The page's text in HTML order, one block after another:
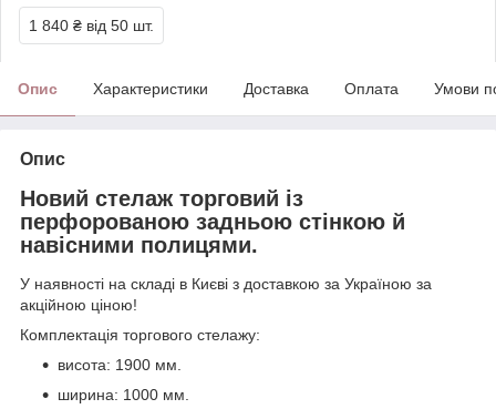
1 840 ₴ від 50 шт.
Опис Характеристики Доставка Оплата Умови
Опис
Новий стелаж торговий із
перфорованою задньою стінкою й
навісними полицями.
У наявності на складі в Києві з доставкою за Україною за
акційною ціною!
Комплектація торгового стелажу:
висота: 1900 мм.
ширина: 1000 мм.